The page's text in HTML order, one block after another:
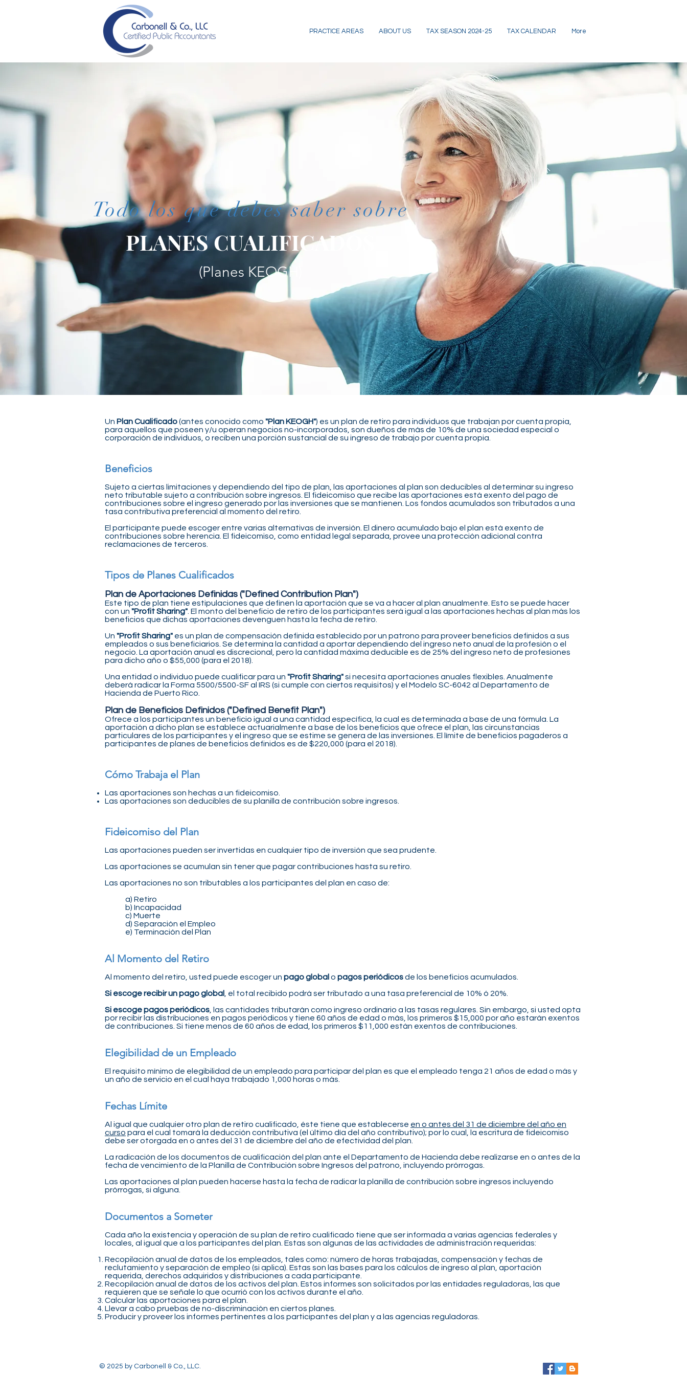
PRACTICE AREAS ABOUT US TAX SEASON 2024-25 TAX CALENDAR More
Todo los que debes saber sobre
PLANES CUALIFICADOS
(Planes KEOGH)
Un Plan Cualificado(antes conocido como "Plan KEOGH") es un plan de retiro para individuos que trabajan por cuenta propia,
para aquellos que poseen y/u operan negocios no-incorporados, son dueños de más de 10% de una sociedad especial o
corporación de individuos, o reciben una porción sustancial de su ingreso de trabajo por cuenta propia.
Beneficios
Sujeto a ciertas limitaciones y dependiendo del tipo de plan, las aportaciones al plan son deducibles al determinar su ingreso
neto tributable sujeto a contribución sobre ingresos. El fideicomiso que recibe las aportaciones está exento del pago de
contribuciones sobre el ingreso generado por las inversiones que se mantienen. Los fondos acumulados son tributados a una
tasa contributiva preferencial al momento del retiro.
El participante puede escoger entre varias alternativas de inversión. El dinero acumulado bajo el plan está exento de
contribuciones sobre herencia. El fideicomiso, como entidad legal separada, provee una protección adicional contra
reclamaciones de terceros.
Tipos de Planes Cualificados
Plan de Aportaciones Definidas ("Defined Contribution Plan")
Este tipo de plan tiene estipulaciones que definen la aportación que se va a hacer al plan anualmente. Esto se puede hacer
con un "Profit Sharing" . El monto del beneficio de retiro de los participantes será igual a las aportaciones hechas al plan más los
beneficios que dichas aportaciones devenguen hasta la fecha de retiro.
Un "Profit Sharing" es un plan de compensación definida establecido por un patrono para proveer beneficios definidos a sus
empleados o sus beneficiarios. Se determina la cantidad a aportar dependiendo del ingreso neto anual de la profesión o el
negocio. La aportación anual es discrecional, pero la cantidad máxima deducible es de 25% del ingreso neto de profesiones
para dicho año o $55,000 (para el 2018).
Una entidad o individuo puede cualificar para un "Profit Sharing"si necesita aportaciones anuales flexibles. Anualmente
deberá radicar la Forma 5500/5500-SF al IRS (si cumple con ciertos requisitos) y el Modelo SC-6042 al Departamento de
Hacienda de Puerto Rico.
Plan de Beneficios Definidos ("Defined Benefit Plan")
Ofrece a los participantes un beneficio igual a una cantidad específica, la cual es determinada a base de una fórmula. La
aportación a dicho plan se establece actuarialmente a base de los beneficios que ofrece el plan, las circunstancias
particulares de los participantes y el ingreso que se estime se genera de las inversiones. El límite de beneficios pagaderos a
participantes de planes de beneficios definidos es de $220,000 (para el 2018).
Cómo Trabaja el Plan
Las aportaciones son hechas a un fideicomiso.
Las aportaciones son deducibles de su planilla de contribución sobre ingresos.
Fideicomiso del Plan
Las aportaciones pueden ser invertidas en cualquier tipo de inversión que sea prudente.
Las aportaciones se acumulan sin tener que pagar contribuciones hasta su retiro.
Las aportaciones no son tributables a los participantes del plan en caso de:
a) Retiro
b) Incapacidad
c) Muerte
d) Separación el Empleo
e) Terminación del Plan
Al Momento del Retiro
Al momento del retiro, usted puede escoger un pago global o pagos periódicosde los beneficios acumulados.
Si escoge recibir un pago global
, el total recibido podrá ser tributado a una tasa preferencial de 10% ó 20%.
Si escoge pagos periódicos , las cantidades tributarán como ingreso ordinario a las tasas regulares. Sin embargo, si usted opta
por recibir las distribuciones en pagos periódicos y tiene 60 años de edad o más, los primeros $15,000 por año estarán exentos
de contribuciones. Si tiene menos de 60 años de edad, los primeros $11,000 están exentos de contribuciones.
Elegibilidad de un Empleado
El requisito mínimo de elegibilidad de un empleado para participar del plan es que el empleado tenga 21 años de edad o más y
un año de servicio en el cual haya trabajado 1,000 horas o más.
Fechas Límite
Al igual que cualquier otro plan de retiro cualificado, éste tiene que establecerse en o antes del 31 de diciembre del año en
curso para el cual tomará la deducción contributiva (el último día del año contributivo); por lo cual, la escritura de fideicomiso
debe ser otorgada en o antes del 31 de diciembre del año de efectividad del plan.
La radicación de los documentos de cualificación del plan ante el Departamento de Hacienda debe realizarse en o antes de la
fecha de vencimiento de la Planilla de Contribución sobre Ingresos del patrono, incluyendo prórrogas.
Las aportaciones al plan pueden hacerse hasta la fecha de radicar la planilla de contribución sobre ingresos incluyendo
prórrogas, si alguna.
Documentos a Someter
Cada año la existencia y operación de su plan de retiro cualificado tiene que ser informada a varias agencias federales y
locales, al igual que a los participantes del plan. Estas son algunas de las actividades de administración requeridas:
Recopilación anual de datos de los empleados, tales como: número de horas trabajadas, compensación y fechas de
reclutamiento y separación de empleo (si aplica). Estas son las bases para los cálculos de ingreso al plan, aportación
requerida, derechos adquiridos y distribuciones a cada participante.
Recopilación anual de datos de los activos del plan. Estos informes son solicitados por las entidades reguladoras, las que
requieren que se señale lo que ocurrió con los activos durante el año.
Calcular las aportaciones para el plan.
Llevar a cabo pruebas de no-discriminación en ciertos planes.
Producir y proveer los informes pertinentes a los participantes del plan y a las agencias reguladoras.
© 2025 by Carbonell & Co., LLC.